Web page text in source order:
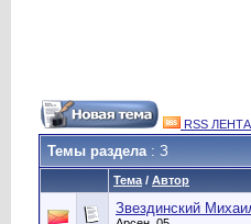
RSS ЛЕНТА
Темы раздела: З
Тема / Автор
Звездинский